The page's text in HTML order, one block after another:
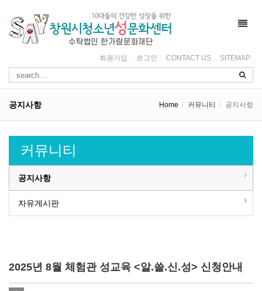
회원가입 로그인 CONTACT US SITEMAP
공지사항 Home 커뮤니티 공지사항
커뮤니티
공지사항
자유게시판
2025년 8월 체험관 성교육 <알.쓸.신.성> 신청안내